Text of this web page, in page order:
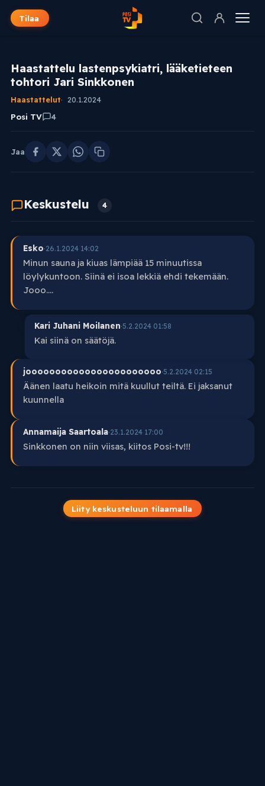
Tilaa
Haastattelu lastenpsykiatri, lääketieteen
tohtori Jari Sinkkonen
Haastattelut 20.1.2024
Posi TV 4
Jaa
Keskustelu 4
Esko·26.1.2024 14:02
Minun sauna ja kiuas lämpiää 15 minuutissa
löylykuntoon. Siinä ei isoa lekkiä ehdi tekemään.
Jooo....
Kari Juhani Moilanen·5.2.2024 01:58
Kai siinä on säätöjä.
jooooooooooooooooooooooo·5.2.2024 02:15
Äänen laatu heikoin mitä kuullut teiltä. Ei jaksanut
kuunnella
Annamaija Saartoala·23.1.2024 17:00
Sinkkonen on niin viisas, kiitos Posi-tv!!!
Liity keskusteluun tilaamalla